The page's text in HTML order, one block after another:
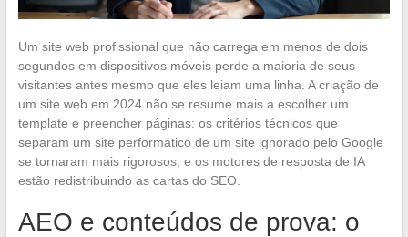
Um site web profissional que não carrega em menos de dois
segundos em dispositivos móveis perde a maioria de seus
visitantes antes mesmo que eles leiam uma linha. A criação de
um site web em 2024 não se resume mais a escolher um
template e preencher páginas: os critérios técnicos que
separam um site performático de um site ignorado pelo Google
se tornaram mais rigorosos, e os motores de resposta de IA
estão redistribuindo as cartas do SEO.
AEO e conteúdos de prova: o